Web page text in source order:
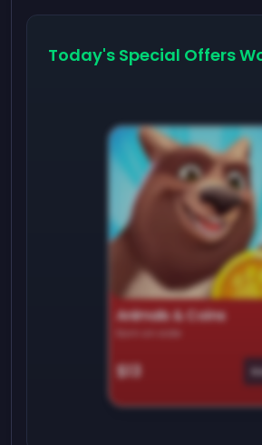
Today's Special Offers
Animals & Coins
Earn on side
$13